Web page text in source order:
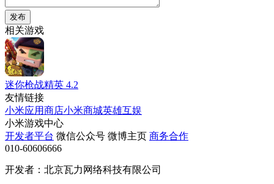
发布
相关游戏
迷你枪战精英 4.2
友情链接
小米应用商店小米商城英雄互娱
小米游戏中心
开发者平台 微信公众号 微博主页 商务合作
010-60606666
开发者：北京瓦力网络科技有限公司